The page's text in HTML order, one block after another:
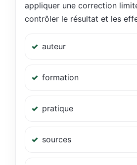
appliquer une correction
contrôler le résultat et les
auteur
formation
pratique
sources